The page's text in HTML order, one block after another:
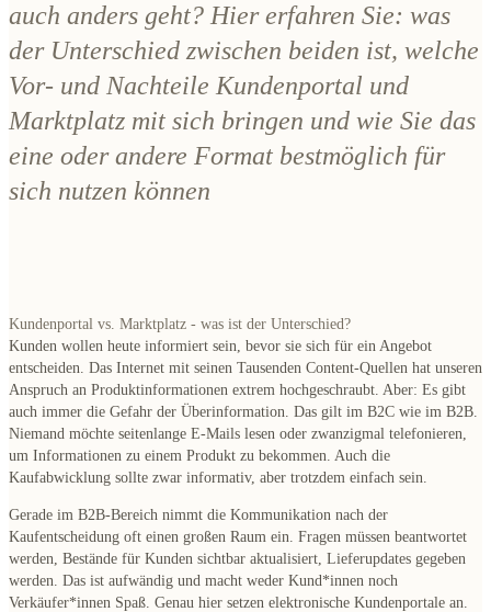
auch anders geht? Hier erfahren Sie: was
der Unterschied zwischen beiden ist, welche
Vor- und Nachteile Kundenportal und
Marktplatz mit sich bringen und wie Sie das
eine oder andere Format bestmöglich für
sich nutzen können
Kundenportal vs. Marktplatz - was ist der Unterschied?
Kunden wollen heute informiert sein, bevor sie sich für ein Angebot
entscheiden. Das Internet mit seinen Tausenden Content-Quellen hat unseren
Anspruch an Produktinformationen extrem hochgeschraubt . Aber: Es gibt
auch immer die Gefahr der Überinformation . Das gilt im B2C wie im B2B.
Niemand möchte seitenlange E-Mails lesen oder zwanzigmal telefonieren,
um Informationen zu einem Produkt zu bekommen. Auch die
Kaufabwicklung sollte zwar informativ, aber trotzdem einfach sein.
Gerade im B2B-Bereich nimmt die Kommunikation nach der
Kaufentscheidung oft einen großen Raum ein. Fragen müssen beantwortet
werden, Bestände für Kunden sichtbar aktualisiert, Lieferupdates gegeben
werden. Das ist aufwändig und macht weder Kund*innen noch
Verkäufer*innen Spaß. Genau hier setzen elektronische Kundenportale an.